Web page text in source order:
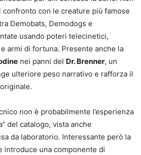
confronto con le creature più famose
Demobats, Demodogs e
usando poteri telecinetici,
armi di fortuna. Presente anche la
nei panni del Dr. Brenner, un
ulteriore peso narrativo e rafforza il
non è probabilmente l’esperienza
del catalogo, vista anche
da laboratorio. Interessante però la
introduce una componente di